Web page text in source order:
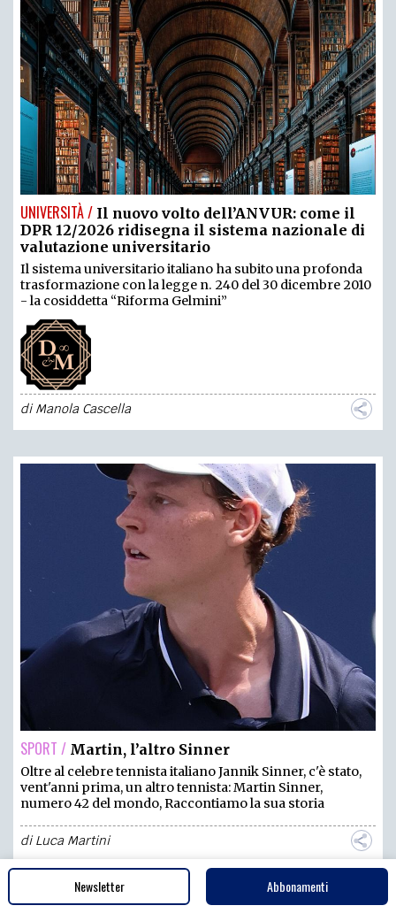
UNIVERSITÀ / Il nuovo volto dell’ANVUR: come il
DPR 12/2026 ridisegna il sistema nazionale di
valutazione universitario
Il sistema universitario italiano ha subito una profonda
trasformazione con la legge n. 240 del 30 dicembre 2010
- la cosiddetta “Riforma Gelmini”
diManola Cascella
SPORT / Martin, l’altro Sinner
Oltre al celebre tennista italiano Jannik Sinner, c'è stato,
vent'anni prima, un altro tennista: Martin Sinner,
numero 42 del mondo, Raccontiamo la sua storia
diLuca Martini
Newsletter Abbonamenti